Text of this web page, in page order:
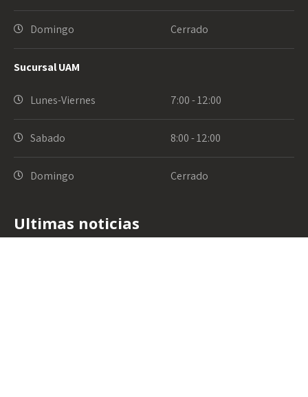
Domingo Cerrado
Sucursal UAM
Lunes-Viernes 7:00 - 12:00
Sabado 8:00 - 12:00
Domingo Cerrado
Ultimas noticias